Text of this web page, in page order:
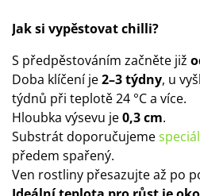
Jak si vypěstovat chilli?
S předpěstováním začněte již
Doba klíčení je2–3 týdny, u
týdnů při teplotě 24 °C a více.
Hloubka výsevu je0,3 cm.
Substrát doporučujeme
předem spařený.
Ven rostliny přesazujte až po